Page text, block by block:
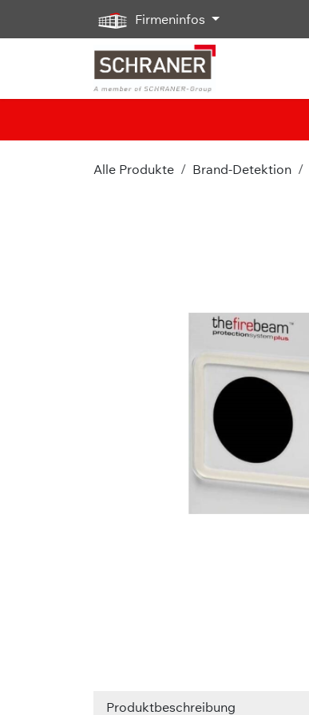
Zum Inhalt springen
Firmeninfos
Alle Produkte Brand-Detektion
Produktbeschreibung